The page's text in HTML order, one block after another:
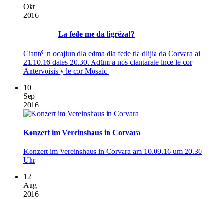
Okt
2016
La fede me da ligrëza!?
Cianté in ocajiun dla edma dla fede tla dlijia da Corvara ai
21.10.16 dales 20.30. Adüm a nos ciantarale ince le cor
Antervoisis y le cor Mosaic.
10
Sep
2016
Konzert im Vereinshaus in Corvara
Konzert im Vereinshaus in Corvara am 10.09.16 um 20.30
Uhr
12
Aug
2016